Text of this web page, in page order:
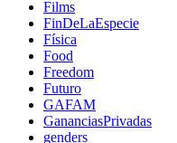
Films
FinDeLaEspecie
Física
Food
Freedom
Futuro
GAFAM
GananciasPrivadas
genders